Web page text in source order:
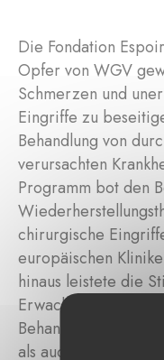
Die Fondation
Opfer von WGV
Schmerzen und
Eingriffe zu
Behandlung von
verursachten
Programm bot den
chirurgische
europäischen
hinaus leistete die
Erwachsene, die
Behandlungen
als auch weltweit.